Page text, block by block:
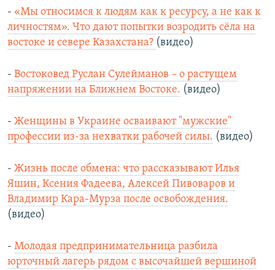
- «Мы относимся к людям как к ресурсу, а не как к
личностям». Что дают попытки возродить сёла на
востоке и севере Казахстана? (видео)
- Востоковед Руслан Сулейманов – о растущем
напряжении на Ближнем Востоке. (видео)
- Женщины в Украине осваивают "мужские"
профессии из-за нехватки рабочей силы. (видео)
- Жизнь после обмена: что рассказывают Илья
Яшин, Ксения Фадеева, Алексей Пивоваров и
Владимир Кара-Мурза после освобождения.
(видео)
- Молодая предпринимательница разбила
юрточный лагерь рядом с высочайшей вершиной